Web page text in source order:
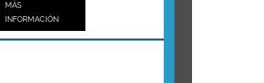
MÁS
INFORMACIÓN